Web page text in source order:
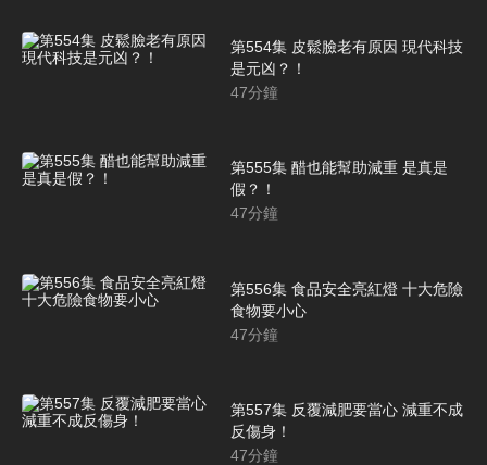
第554集 皮鬆臉老有原因 現代科技
是元凶？！
47分鐘
第555集 醋也能幫助減重 是真是
假？！
47分鐘
第556集 食品安全亮紅燈 十大危險
食物要小心
47分鐘
第557集 反覆減肥要當心 減重不成
反傷身！
47分鐘